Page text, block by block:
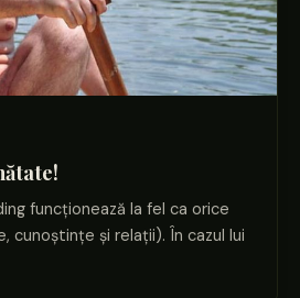
funcționează la fel ca orice
cunoștințe și relații). În cazul lui